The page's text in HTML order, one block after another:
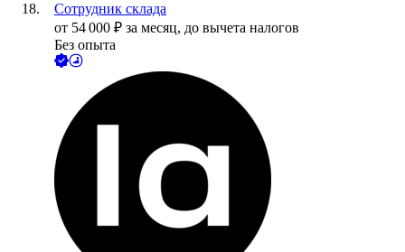
Сотрудник склада
от 54 000 ₽ за месяц, до вычета налогов
Без опыта